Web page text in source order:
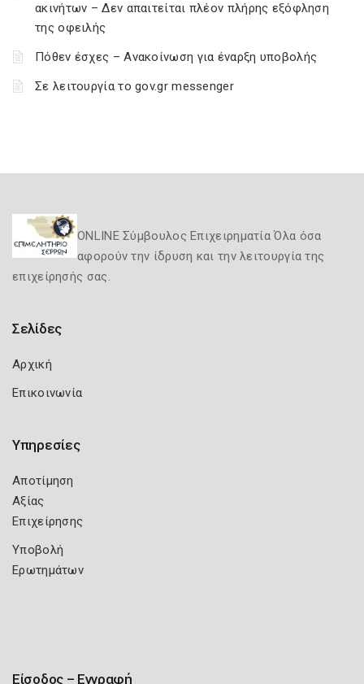
ακινήτων – Δεν απαιτείται πλέον πλήρης εξόφληση
της οφειλής
Πόθεν έσχες – Ανακοίνωση για έναρξη υποβολής
Σε λειτουργία το gov.gr messenger
ONLINE Σύμβουλος Επιχειρηματία Όλα όσα
αφορούν την ίδρυση και την λειτουργία της
επιχείρησής σας.
Σελίδες
Αρχική
Επικοινωνία
Υπηρεσίες
Αποτίμηση
Αξίας
Επιχείρησης
Υποβολή
Ερωτημάτων
Είσοδος – Εγγραφή